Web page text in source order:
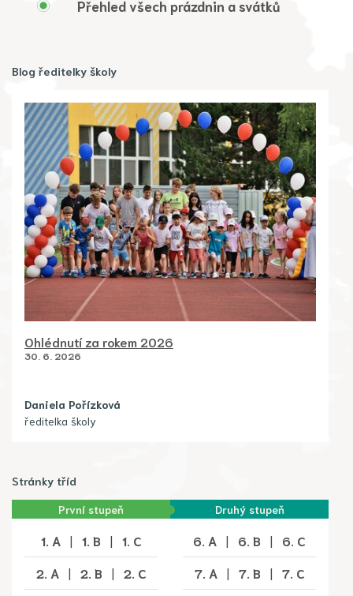
Přehled všech prázdnin a svátků
Blog ředitelky školy
Ohlédnutí za rokem 2026
30. 6. 2026
Daniela Pořízková
ředitelka školy
Stránky tříd
První stupeň Druhý stupeň
1. A | 1. B |
1. C
2. A
| 2. B |
2. C
6. A | 6. B |
6. C
7. A
| 7. B |
7. C